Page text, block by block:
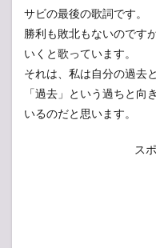
サビの最後の歌詞です。
勝利も敗北もないのです
いくと歌っています。
それは、私は自分の過去
「過去」という過ちと向
いるのだと思います。
ス